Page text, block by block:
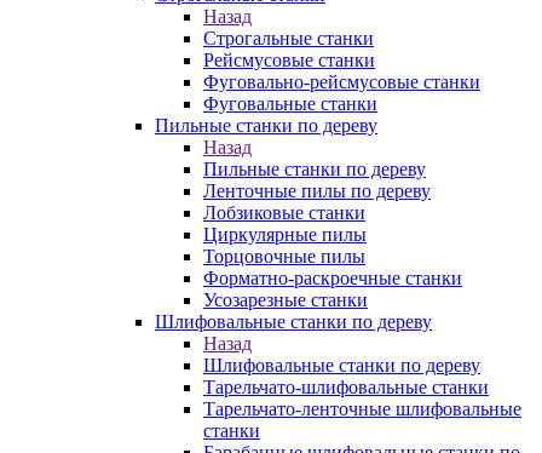
Назад
Строгальные станки
Рейсмусовые станки
Фуговально-рейсмусовые станки
Фуговальные станки
Пильные станки по дереву
Назад
Пильные станки по дереву
Ленточные пилы по дереву
Лобзиковые станки
Циркулярные пилы
Торцовочные пилы
Форматно-раскроечные станки
Усозарезные станки
Шлифовальные станки по дереву
Назад
Шлифовальные станки по дереву
Тарельчато-шлифовальные станки
Тарельчато-ленточные шлифовальные
станки